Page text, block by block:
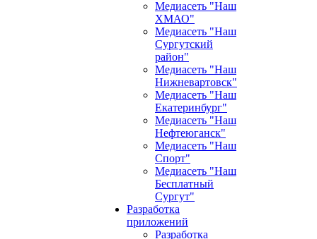
Медиасеть "Наш
ХМАО"
Медиасеть "Наш
Сургутский
район"
Медиасеть "Наш
Нижневартовск"
Медиасеть "Наш
Екатеринбург"
Медиасеть "Наш
Нефтеюганск"
Медиасеть "Наш
Спорт"
Медиасеть "Наш
Бесплатный
Сургут"
Разработка
приложений
Разработка